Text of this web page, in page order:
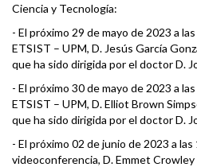
Ciencia y Tecnología:
- El próximo 29 de mayo de 2023 a
ETSIST – UPM, D. Jesús García
que ha sido dirigida por el doctor D.
- El próximo 30 de mayo de 2023 a
ETSIST – UPM, D. Elliot Brown
que ha sido dirigida por el doctor D.
- El próximo 02 de junio de 2023 a
videoconferencia, D. Emmet